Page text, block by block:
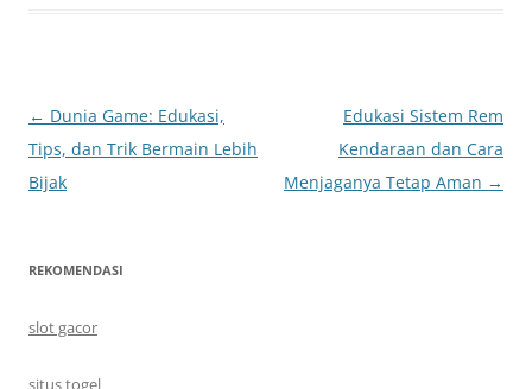
Post
navigation
← Dunia Game: Edukasi,
Tips, dan Trik Bermain Lebih
Bijak
Edukasi Sistem Rem
Kendaraan dan Cara
Menjaganya Tetap Aman →
REKOMENDASI
slot gacor
situs togel